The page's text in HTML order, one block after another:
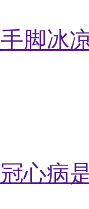
手脚冰
冠心病